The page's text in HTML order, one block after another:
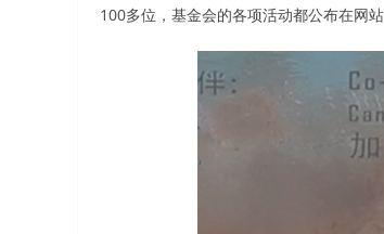
100多位，基金会的各项活动都公布在网